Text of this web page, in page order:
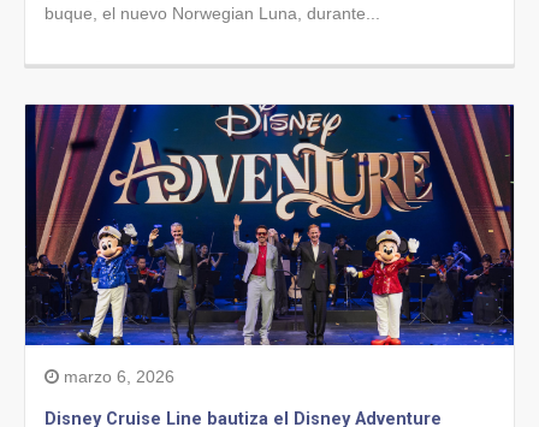
buque, el nuevo Norwegian Luna, durante...
marzo 6, 2026
Disney Cruise Line bautiza el Disney Adventure